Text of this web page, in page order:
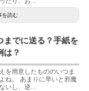
を読む
までに送る？手紙を
は？
を用意したもののいつま
ね。 あまりに早いと邪魔
いし、逆...